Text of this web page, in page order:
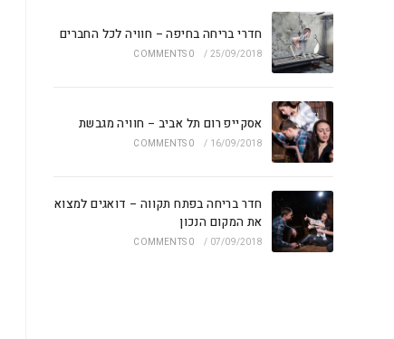
חדרי בריחה בחיפה – חוויה לכל החברים
25/09/2018
/
0 COMMENTS
אסקייפ רום תל אביב – חוויה מגבשת
16/09/2018
/
0 COMMENTS
חדר בריחה בפתח תקווה – דואגים למצוא
את המקום הנכון
07/09/2018
/
0 COMMENTS